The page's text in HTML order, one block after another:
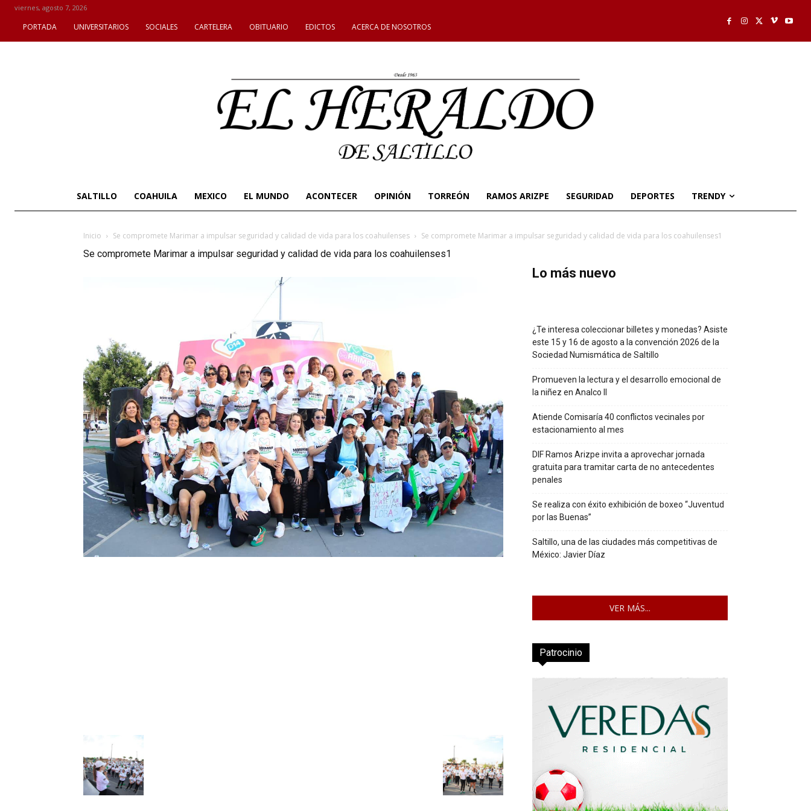
viernes, agosto 7, 2026
PORTADA UNIVERSITARIOS SOCIALES CARTELERA OBITUARIO EDICTOS ACERCA DE NOSOTROS
SALTILLO COAHUILA MEXICO EL MUNDO ACONTECER OPINIÓN TORREÓN RAMOS ARIZPE SEGURIDAD DEPORTES TRENDY
Inicio Se compromete Marimar a impulsar seguridad y calidad de vida para los coahuilenses Se compromete Marimar a impulsar seguridad y calidad de vida para los coahuilenses1
Se compromete Marimar a impulsar seguridad y calidad de vida para los coahuilenses1
Lo más nuevo
¿Te interesa coleccionar billetes y monedas? Asiste
este 15 y 16 de agosto a la convención 2026 de la
Sociedad Numismática de Saltillo
Promueven la lectura y el desarrollo emocional de
la niñez en Analco II
Atiende Comisaría 40 conflictos vecinales por
estacionamiento al mes
DIF Ramos Arizpe invita a aprovechar jornada
gratuita para tramitar carta de no antecedentes
penales
Se realiza con éxito exhibición de boxeo “Juventud
por las Buenas”
Saltillo, una de las ciudades más competitivas de
México: Javier Díaz
VER MÁS...
Patrocinio